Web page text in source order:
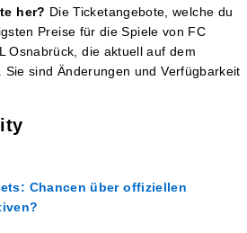
her? Die Ticketangebote, welche du
Preise für die Spiele von FC
Osnabrück, die aktuell auf dem
sind Änderungen und Verfügbarkeit
Chancen über offiziellen